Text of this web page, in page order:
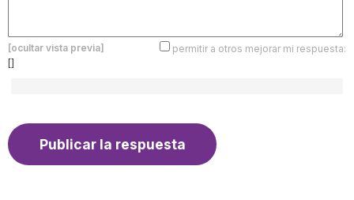
[ocultar vista previa]
permitir a otros mejorar mi respuesta:
[]